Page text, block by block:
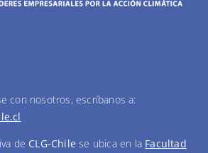
con nosotros, escríbanos a:
de CLG-Chile se ubica en la Facultad